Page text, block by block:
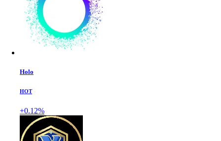
Holo
HOT
+0.12%